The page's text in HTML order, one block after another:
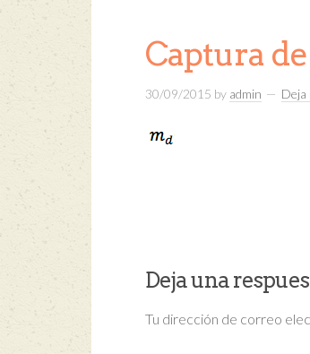
Captura
30/09/2015 by admin Deja
Deja una
Tu dirección de correo